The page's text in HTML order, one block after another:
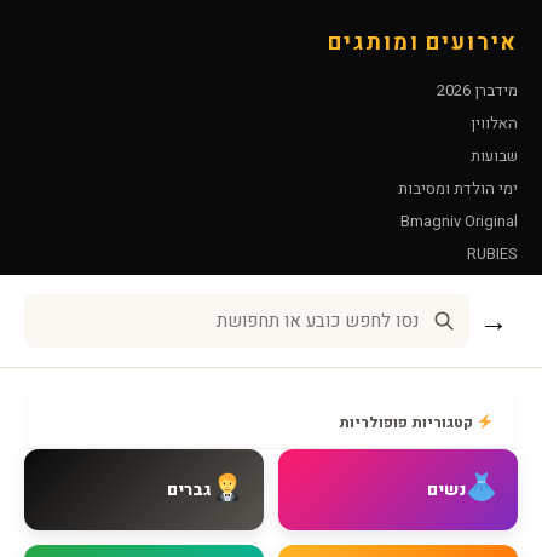
אירועים ומותגים
מידברן 2026
האלווין
שבועות
ימי הולדת ומסיבות
Bmagniv Original
RUBIES
צור קשר
שאלות נפוצות
מדיניות משלוחים
→
קטגוריות פופולריות
נשים גברים